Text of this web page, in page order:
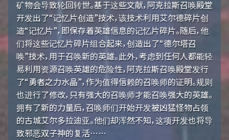
矿物会导致轮回转世。基于这些文献，阿克拉斯召唤殿堂
开发出了“记忆片创造”技术，该技术利用艾尔德碎片创
造“记忆片”，即保存着英雄信息的记忆片碎片。随后，他
们将这些记忆片碎片组合起来，创造出了“德尔塔召
唤”技术，用于召唤新的英雄。此外，考虑到任何人都能轻
易利用资源召唤英雄的危险性，阿克拉斯召唤殿堂发行
了“勇者之力水晶”，作为值得信赖的召唤师的证明。规则
也进行了修改，只有强大的召唤师才能召唤强大的英雄。
拥有了新的力量后，召唤师们开始开发被凶猛怪物占领
的古城艾尔多拉迪亚。他们却浑然不知，这项开发也将导
致邪恶双子神的复活……